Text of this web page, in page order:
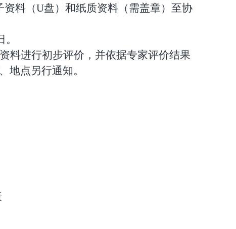
资料（U盘）和纸质资料（需盖章）至协
。
料进行初步评价，并依据专家评价结果
地点另行通知。